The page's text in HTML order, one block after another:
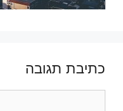
כתיבת תגובה